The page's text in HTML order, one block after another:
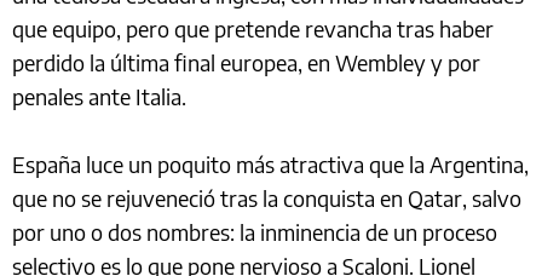
que equipo, pero que pretende revancha tras haber
perdido la última final europea, en Wembley y por
penales ante Italia.
España luce un poquito más atractiva que la Argentina,
que no se rejuveneció tras la conquista en Qatar, salvo
por uno o dos nombres: la inminencia de un proceso
selectivo es lo que pone nervioso a Scaloni. Lionel